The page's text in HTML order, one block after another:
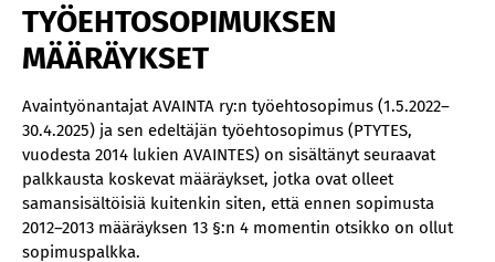
TYÖEHTOSOPIMUKSEN
MÄÄRÄYKSET
Avaintyönantajat AVAINTA ry:n työehtosopimus (1.5.2022–
30.4.2025) ja sen edeltäjän työehtosopimus (PTYTES,
vuodesta 2014 lukien AVAINTES) on sisältänyt seuraavat
palkkausta koskevat määräykset, jotka ovat olleet
samansisältöisiä kuitenkin siten, että ennen sopimusta
2012–2013 määräyksen 13 §:n 4 momentin otsikko on ollut
sopimuspalkka.